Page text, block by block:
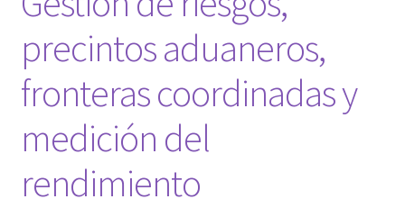
precintos aduaneros,
fronteras coordinadas y
medición del
rendimiento